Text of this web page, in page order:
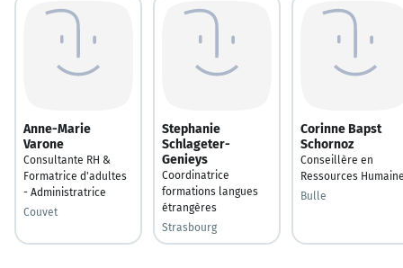
Anne-Marie
Varone
Consultante RH &
Formatrice d'adultes
- Administratrice
Couvet
Stephanie
Schlageter-
Genieys
Coordinatrice
formations langues
étrangères
Strasbourg
Corinne Bapst
Schornoz
Conseillère en
Ressources
Bulle